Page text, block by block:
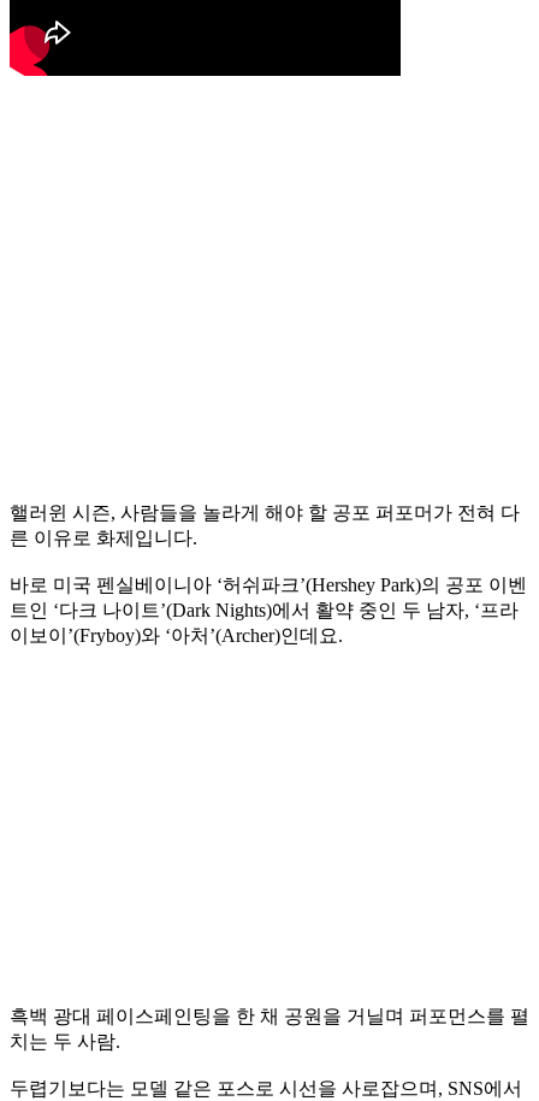
핼러윈 시즌, 사람들을 놀라게 해야 할 공포 퍼포머가 전혀 다
른 이유로 화제입니다.
바로 미국 펜실베이니아 ‘허쉬파크’(Hershey Park)의 공포 이벤
트인 ‘다크 나이트’(Dark Nights)에서 활약 중인 두 남자, ‘프라
이보이’(Fryboy)와 ‘아처’(Archer)인데요.
흑백 광대 페이스페인팅을 한 채 공원을 거닐며 퍼포먼스를 펼
치는 두 사람.
두렵기보다는 모델 같은 포스로 시선을 사로잡으며, SNS에서